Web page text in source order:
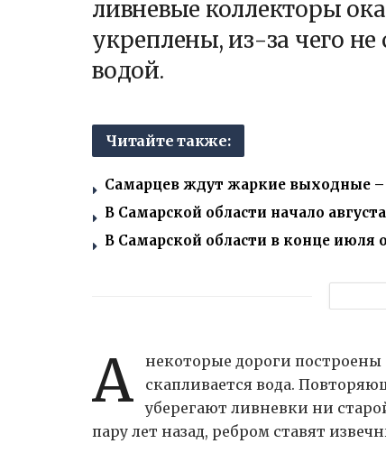
ливневые коллекторы
укреплены, из-за чего
водой.
Читайте также:
Самарцев ждут жаркие выходные –
В Самарской области начало
В Самарской области в конце июля
А
некоторые дороги построены
скапливается вода.
уберегают ливневки ни
пару лет назад, ребром ставят